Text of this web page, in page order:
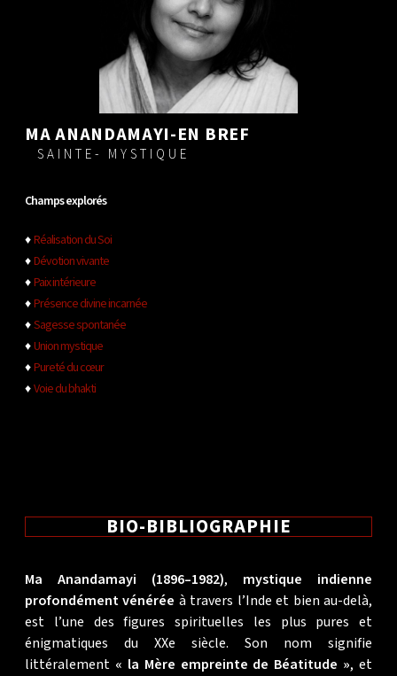
MA ANANDAMAYI-EN BREF
SAINTE- MYSTIQUE
Champs explorés
♦Réalisation du Soi
♦Dévotion vivante
♦Paix intérieure
♦Présence divine incarnée
♦Sagesse spontanée
♦Union mystique
♦Pureté du cœur
♦Voie du bhakti
BIO-BIBLIOGRAPHIE
Ma Anandamayi (1896–1982), mystique indienne
profondément vénérée à travers l’Inde et bien au-delà,
est l’une des figures spirituelles les plus pures et
énigmatiques du XXe siècle. Son nom signifie
littéralement « la Mère empreinte de Béatitude », et